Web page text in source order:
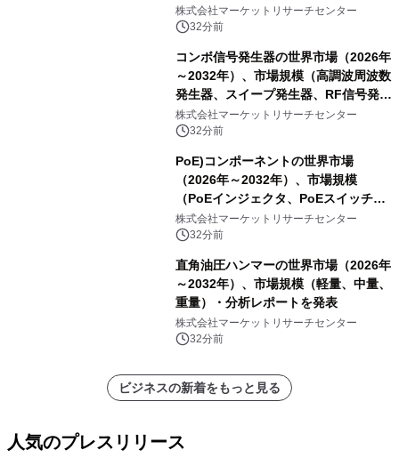
式充電システム、その他）・分析レポ
ートを発表
株式会社マーケットリサーチセンター
32分前
コンボ信号発生器の世界市場（2026年
～2032年）、市場規模（高調波周波数
発生器、スイープ発生器、RF信号発生
器、その他）・分析レポートを発表
株式会社マーケットリサーチセンター
32分前
PoE)コンポーネントの世界市場
（2026年～2032年）、市場規模
（PoEインジェクタ、PoEスイッチ、
PoEスプリッタ、PoE電源供給装置
（PSE）、PoE給電機器（PD）、PoE
発表
株式会社マーケットリサーチセンター
32分前
直角油圧ハンマーの世界市場（2026年
～2032年）、市場規模（軽量、中量、
重量）・分析レポートを発表
株式会社マーケットリサーチセンター
32分前
ビジネスの新着をもっと見る
人気のプレスリリース